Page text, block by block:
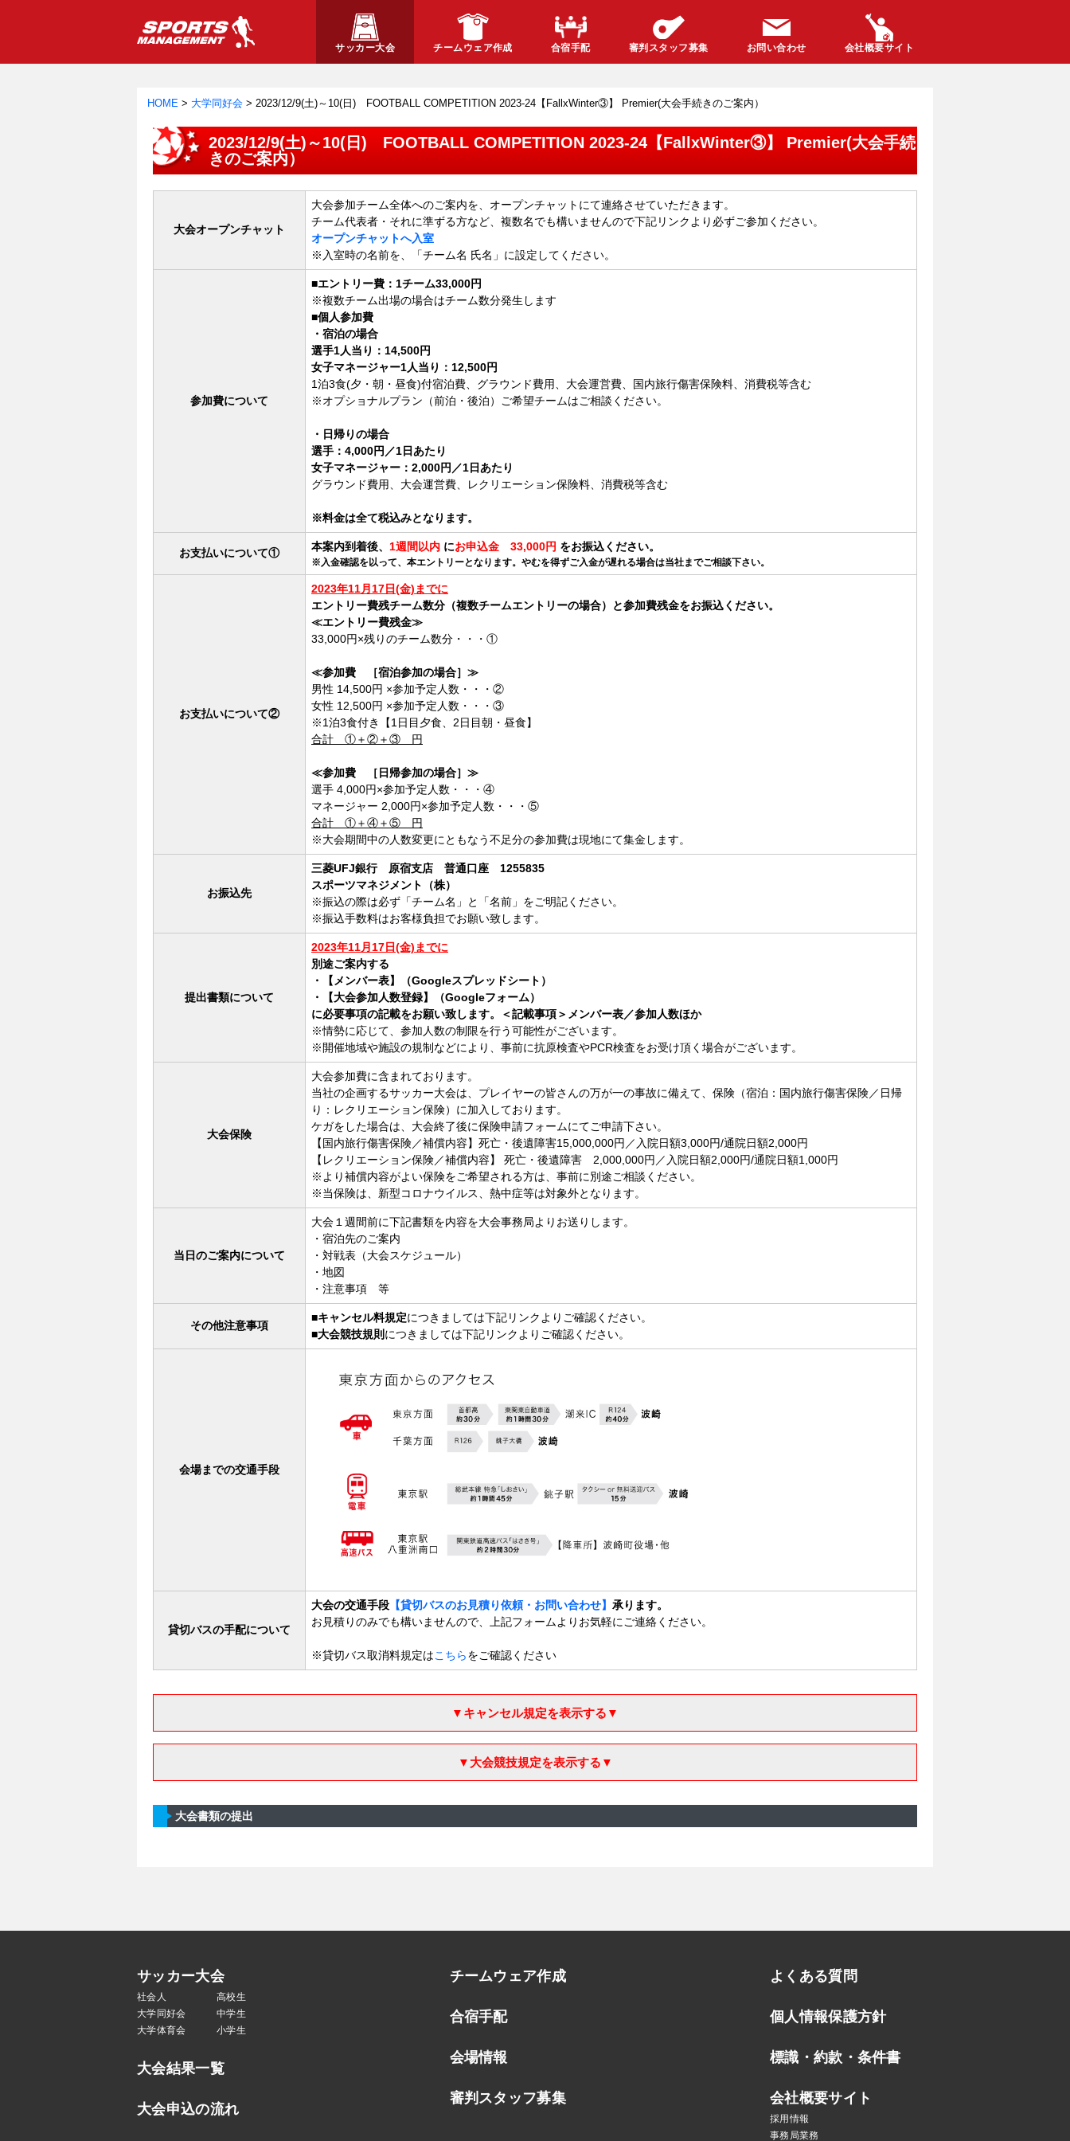
サッカー大会 チームウェア作成 合宿手配 審判スタッフ募集 お問い合わせ 会社概要サイト
HOME > 大学同好会 > 2023/12/9(土)～10(日) FOOTBALL COMPETITION 2023-24【FallxWinter③】 Premier(大会手続きのご案内）
2023/12/9(土)～10(日) FOOTBALL COMPETITION 2023-24【FallxWinter③】 Premier(大会手続
きのご案内）
大会オープンチャット
大会参加チーム全体へのご案内を、オープンチャットにて連絡させていただきます。
チーム代表者・それに準ずる方など、複数名でも構いませんので下記リンクより必ずご参加ください。
オープンチャットへ入室
※入室時の名前を、「チーム名 氏名」に設定してください。
参加費について
■エントリー費：1チーム33,000円
※複数チーム出場の場合はチーム数分発生します
■個人参加費
・宿泊の場合
選手1人当り： 14,500円
女子マネージャー1人当り：12,500円
1泊3食(夕・朝・昼食)付宿泊費、グラウンド費用、大会運営費、国内旅行傷害保険料、消費税等含む
※オプショナルプラン（前泊・後泊）ご希望チームはご相談ください。
・日帰りの場合
選手：4,000円／1日あたり
女子マネージャー：2,000円／1日あたり
グラウンド費用、大会運営費、レクリエーション保険料、消費税等含む
※料金は全て税込みとなります。
お支払いについて① 本案内到着後、 1週間以内 にお申込金 33,000円 をお振込ください。
※入金確認を以って、本エントリーとなります。やむを得ずご入金が遅れる場合は当社までご相談下さい。
お支払いについて②
2023年11月17日(金)までに
エントリー費残チーム数分（複数チームエントリーの場合）と参加費残金をお振込ください。
≪エントリー費残金≫
33,000円×残りのチーム数分・・・①
≪参加費 ［宿泊参加の場合］≫
男性 14,500円 ×参加予定人数・・・②
女性 12,500円 ×参加予定人数・・・③
※1泊3食付き【1日目夕食、2日目朝・昼食】
合計 ①＋②＋③ 円
≪参加費 ［日帰参加の場合］≫
選手 4,000円×参加予定人数・・・④
マネージャー 2,000円×参加予定人数・・・⑤
合計 ①＋④＋⑤ 円
※大会期間中の人数変更にともなう不足分の参加費は現地にて集金します。
お振込先
三菱UFJ銀行 原宿支店 普通口座 1255835
スポーツマネジメント（株）
※振込の際は必ず「チーム名」と「名前」をご明記ください。
※振込手数料はお客様負担でお願い致します。
提出書類について
2023年11月17日(金)までに
別途ご案内する
・【メンバー表】
（Googleスプレッドシート）
・【大会参加人数登録】（Googleフォーム）
に必要事項の記載をお願い致します。
＜記載事項＞メンバー表／参加人数ほか
※情勢に応じて、参加人数の制限を行う可能性がございます。
※開催地域や施設の規制などにより、事前に抗原検査やPCR検査をお受け頂く場合がございます。
大会保険
大会参加費に含まれております。
当社の企画するサッカー大会は、プレイヤーの皆さんの万が一の事故に備えて、保険（宿泊：国内旅行傷害保険／日帰
り：レクリエーション保険）に加入しております。
ケガをした場合は、大会終了後に保険申請フォームにてご申請下さい。
【国内旅行傷害保険／補償内容】死亡・後遺障害15,000,000円／入院日額3,000円/通院日額2,000円
【レクリエーション保険／補償内容】 死亡・後遺障害 2,000,000円／入院日額2,000円/通院日額1,000円
※より補償内容がよい保険をご希望される方は、事前に別途ご相談ください。
※当保険は、新型コロナウイルス、熱中症等は対象外となります。
当日のご案内について
大会１週間前に下記書類を内容を大会事務局よりお送りします。
・宿泊先のご案内
・対戦表（大会スケジュール）
・地図
・注意事項 等
その他注意事項
■キャンセル料規定につきましては下記リンクよりご確認ください。
■大会競技規則 につきましては下記リンクよりご確認ください。
会場までの交通手段
貸切バスの手配について
大会の交通手段 【貸切バスのお見積り依頼・お問い合わせ】 承ります。
お見積りのみでも構いませんので、上記フォームよりお気軽にご連絡ください。
※貸切バス取消料規定はこちらをご確認ください
▼キャンセル規定を表示する▼
▼大会競技規定を表示する▼
大会書類の提出
サッカー大会
社会人
大学同好会
大学体育会
高校生
中学生
小学生
大会結果一覧
大会申込の流れ
チームウェア作成
合宿手配
会場情報
審判スタッフ募集
よくある質問
個人情報保護方針
標識・約款・条件書
会社概要サイト
採用情報
事務局業務